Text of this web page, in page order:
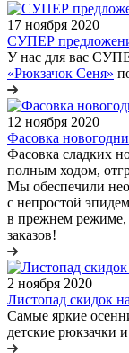
17 ноября 2020
СУПЕР
У нас для вас
«Рюкзачок Сеня»
12 ноября 2020
Фасовка
Фасовка сладких
полным ходом,
Мы обеспечили
с непростой
в прежнем
заказов!
2 ноября 2020
Листопад скидок
Самые яркие
детские рюкзачки